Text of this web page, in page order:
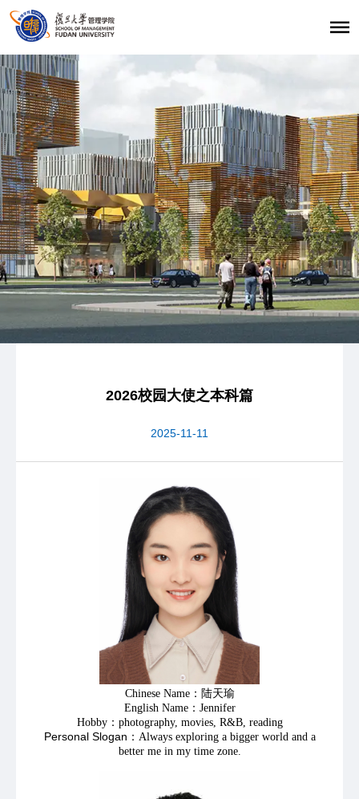
首页
招生报考
职业发展
学生发展
学生活动
学生风采
2026校园大使之本科篇
2025-11-11
Chinese Name：陆天瑜
English Name：Jennifer
Hobby：photography, movies, R&B, reading
Personal Slogan： Always exploring a bigger world and a
better me in my time zone.